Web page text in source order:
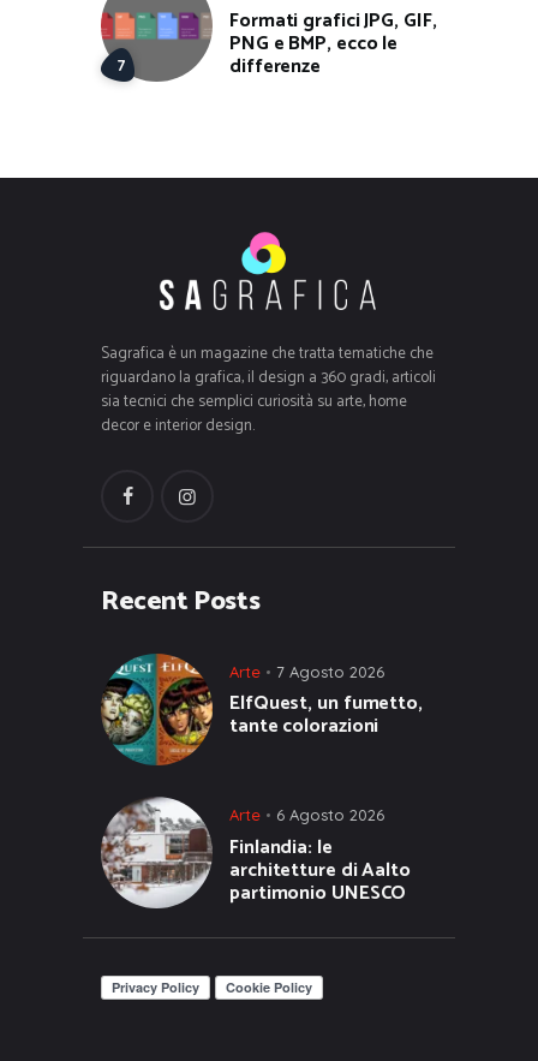
Formati grafici JPG, GIF,
PNG e BMP, ecco le
differenze
Sagrafica è un magazine che tratta tematiche che
riguardano la grafica, il design a 360 gradi, articoli
sia tecnici che semplici curiosità su arte, home
decor e interior design.
Recent Posts
Arte 7 Agosto 2026
ElfQuest, un fumetto,
tante colorazioni
Arte 6 Agosto 2026
Finlandia: le
architetture di Aalto
partimonio UNESCO